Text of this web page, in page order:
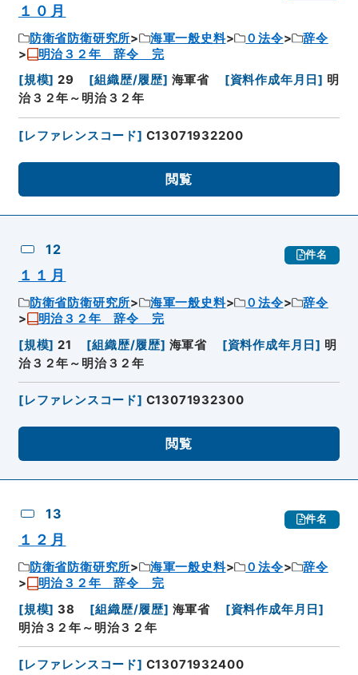
１０月
防衛省防衛研究所 海軍一般史料 ０法令
辞令
明治３２年 辞令 完
[規模] 29 [組織歴/履歴] 海軍省 [資料作成年月日] 明
治３２年～明治３２年
[レファレンスコード] C13071932200
閲覧
12 件名
１１月
防衛省防衛研究所 海軍一般史料 ０法令
辞令
明治３２年 辞令 完
[規模] 21 [組織歴/履歴] 海軍省 [資料作成年月日] 明
治３２年～明治３２年
[レファレンスコード] C13071932300
閲覧
13 件名
１２月
防衛省防衛研究所 海軍一般史料 ０法令
辞令
明治３２年 辞令 完
[規模] 38 [組織歴/履歴] 海軍省 [資料作成年月日]
明治３２年～明治３２年
[レファレンスコード] C13071932400